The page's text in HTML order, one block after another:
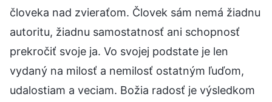
človeka nad zvieraťom. Človek sám nemá žiadnu
autoritu, žiadnu samostatnosť ani schopnosť
prekročiť svoje ja. Vo svojej podstate je len
vydaný na milosť a nemilosť ostatným ľuďom,
udalostiam a veciam. Božia radosť je výsledkom